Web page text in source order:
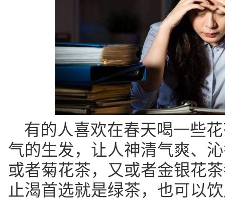
有的人喜欢在春天喝一些
气的生发，让人神清气爽、
或者菊花茶，又或者金银花
止渴首选就是绿茶，也可以